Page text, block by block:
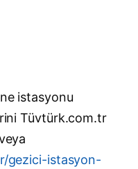
istasyonu
Tüvtürk.com.tr
gezici-istasyon-